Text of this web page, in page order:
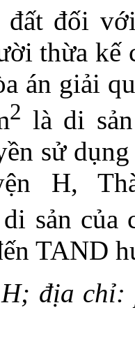
đất đối
thừa kế
án giải
2 là di
sử
H,
sản của
TAND
địa chỉ: